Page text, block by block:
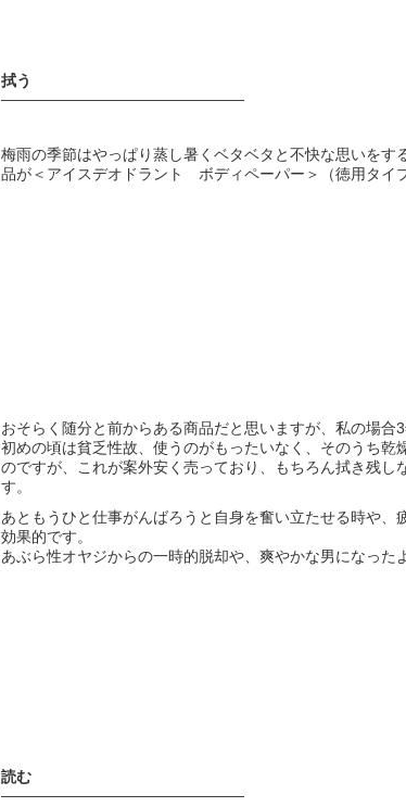
拭う
————————————————
梅雨の季節はやっぱり蒸し暑くベタベタと不快な思いを
品が＜アイスデオドラント ボディペーパー＞（徳用タイ
おそらく随分と前からある商品だと思いますが、私の場合
初めの頃は貧乏性故、使うのがもったいなく、そのうち
のですが、これが案外安く売っており、もちろん拭き残
す。
あともうひと仕事がんばろうと自身を奮い立たせる時や
効果的です。
あぶら性オヤジからの一時的脱却や、爽やかな男になった
読む
————————————————